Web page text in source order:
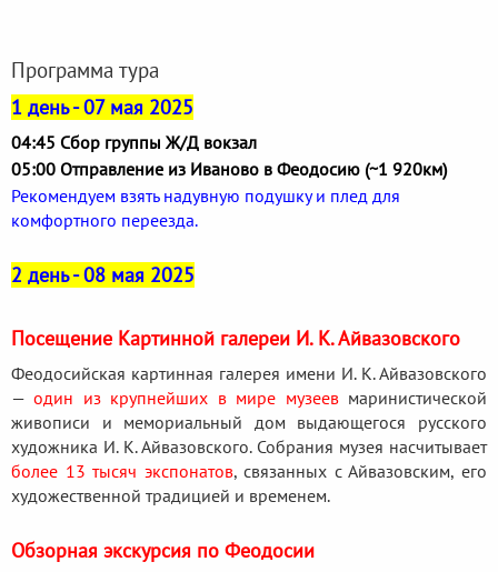
Программа тура
1 день - 07 мая 2025
04:45 Сбор группы Ж/Д вокзал
05:00 Отправление из Иваново в Феодосию (~1 920км)
Рекомендуем взять надувную подушку и плед для
комфортного переезда.
2 день - 08 мая 2025
Посещение Картинной галереи И. К. Айвазовского
Феодосийская картинная галерея имени И. К. Айвазовского
—один из крупнейших в мире музеевмаринистической
живописи и мемориальный дом выдающегося русского
художника И. К. Айвазовского. Собрания музея насчитывает
более 13 тысяч экспонатов, связанных с Айвазовским, его
художественной традицией и временем.
Обзорная экскурсия по Феодосии